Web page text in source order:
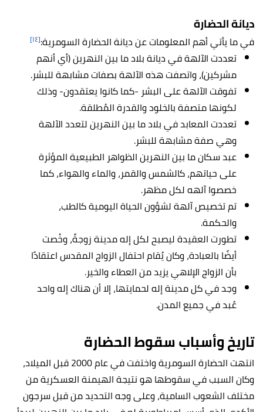
ديانة الحضارة
في ما يأتي أهم المعلومات عن ديانة الحضارة السومرية:[١٤]
تعددت الآلهة في ديانة بلاد ما بين النهرين (أي أنهم
مشركين)، واتصفت هذه الآلهة بصفات مشابهة للبشر.
تفوقت الآلهة على البشر -كما كانوا يعتقدون- وذلك
لكونها متصفة بالخلود والقدرة المُطلقة.
تعددت المعابد في بلاد ما بين النهرين لتعدد الآلهة
وهي صفة مشابهة للبشر.
عبد سكان ما بين النهرين الظواهر الطبيعية المؤثرة
على حياتهم، كالشمس والقمر، والماء والهواء، كما
خصصوا آلهه لكل مظهر.
تم تخصيص آلهة لشؤون الحياة اليومية كالطب،
والحكمة.
تطورت العقيدة ليصبح لكل إله مدينة زوجةٌ، وخُصت
أيضًا بالعبادة، وكان يُقام احتفال الزواج المقدس اعتقادًا
بأن الزواج الإلاهي يزيد من العطاء والخير.
وجد في كل مدينة إله لحمايتها، إلا أن هناك إله واحد
عُبد في جميع المدن.
تاريخ وأسباب سقوط الحضارة
انتهت الحضارة السومرية واختفت في عام 2000 قبل الميلاد،
وكان السبب في سقوطها هو نتيجة الهيمنة العسكرية من
مختلف الشعوب السامية، وعلى وجه التحديد من قبل سرجون